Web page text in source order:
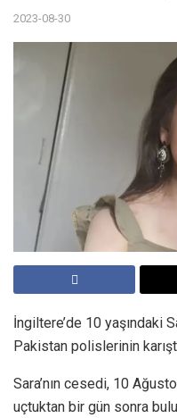
2023-08-30
İngiltere’de 10 yaşındaki
Pakistan polislerinin
Sara’nın cesedi, 10
uçtuktan bir gün sonra